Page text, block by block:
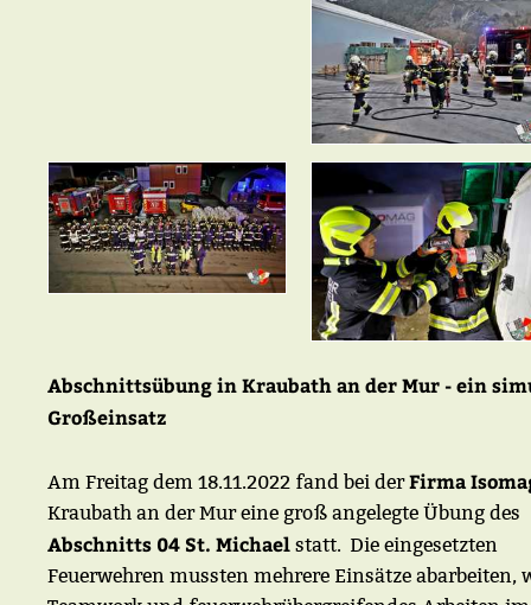
Abschnittsübung in Kraubath an der Mur - ein
Großeinsatz
Am Freitag dem 18.11.2022 fand bei derFirma
Kraubath an der Mur eine groß angelegte Übung des
Abschnitts 04 St. Michael statt. Die eingesetzten
Feuerwehren mussten mehrere Einsätze abarbeiten,